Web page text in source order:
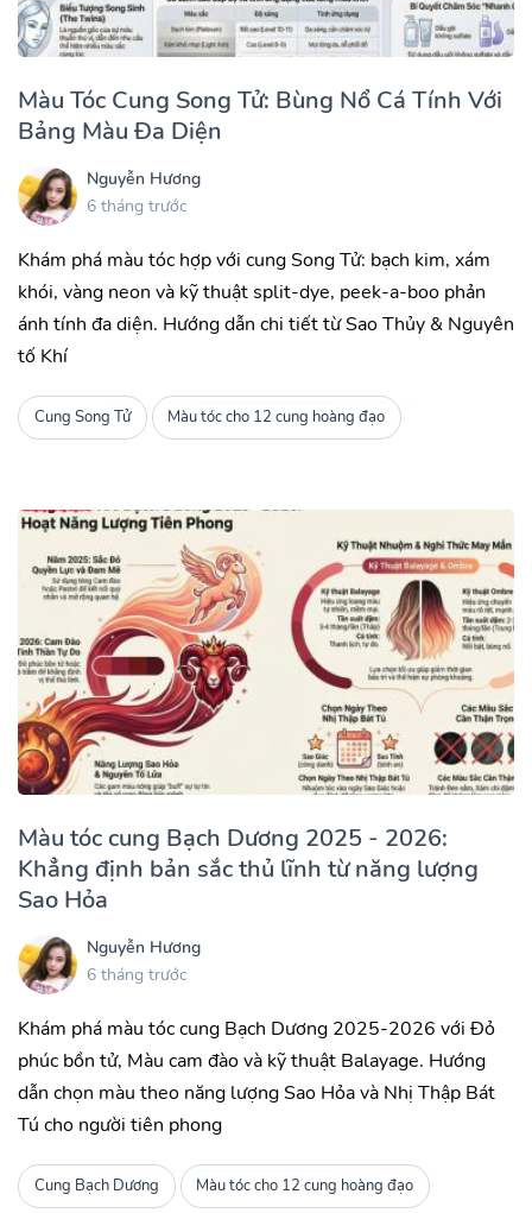
Màu Tóc Cung Song Tử: Bùng Nổ Cá Tính Với
Bảng Màu Đa Diện
Nguyễn Hương
6 tháng trước
Khám phá màu tóc hợp với cung Song Tử: bạch kim, xám
khói, vàng neon và kỹ thuật split-dye, peek-a-boo phản
ánh tính đa diện. Hướng dẫn chi tiết từ Sao Thủy & Nguyên
tố Khí
Cung Song Tử Màu tóc cho 12 cung hoàng đạo
Màu tóc cung Bạch Dương 2025 - 2026:
Khẳng định bản sắc thủ lĩnh từ năng lượng
Sao Hỏa
Nguyễn Hương
6 tháng trước
Khám phá màu tóc cung Bạch Dương 2025-2026 với Đỏ
phúc bồn tử, Màu cam đào và kỹ thuật Balayage. Hướng
dẫn chọn màu theo năng lượng Sao Hỏa và Nhị Thập Bát
Tú cho người tiên phong
Cung Bạch Dương Màu tóc cho 12 cung hoàng đạo